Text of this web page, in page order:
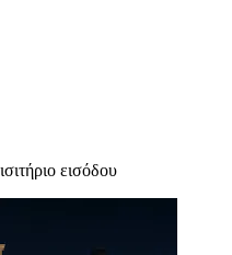
εισόδου